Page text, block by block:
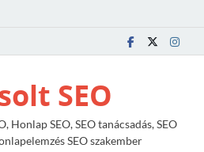
SEO
Honlap SEO, SEO tanácsadás, SEO
SEO szakember